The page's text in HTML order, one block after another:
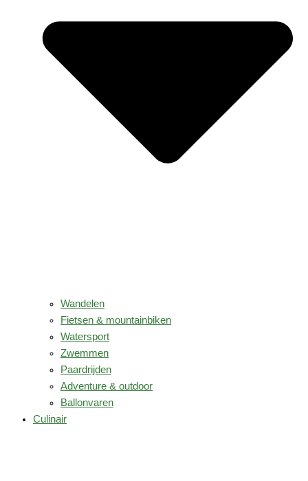
Wandelen
Fietsen & mountainbiken
Watersport
Zwemmen
Paardrijden
Adventure & outdoor
Ballonvaren
Culinair